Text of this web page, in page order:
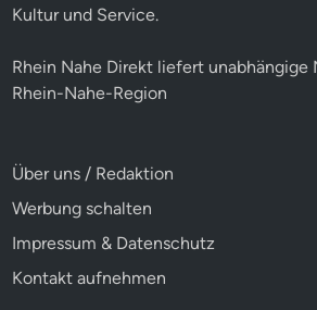
Kultur und Service.
Rhein Nahe Direkt liefert unabhängige
Rhein-Nahe-Region
Über uns / Redaktion
Werbung schalten
Impressum & Datenschutz
Kontakt aufnehmen